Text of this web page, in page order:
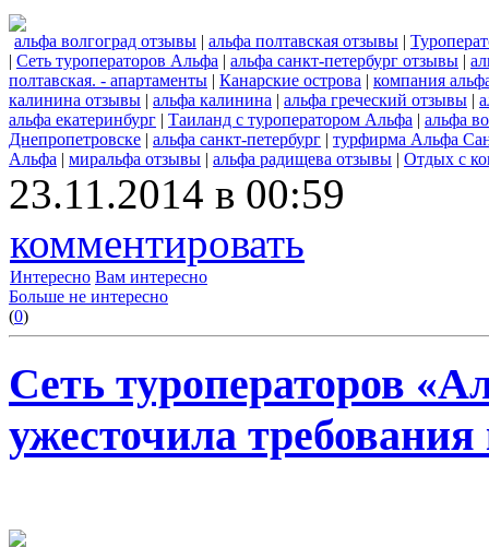
альфа волгоград отзывы | альфа полтавская отзывы |
| Сеть туроператоров Альфа | альфа санкт-петербург отзывы |
полтавская. - апартаменты | Канарские острова | компания
калинина отзывы | альфа калинина | альфа греческий отзывы |
альфа екатеринбург | Таиланд с туроператором Альфа | альфа
Днепропетровске | альфа санкт-петербург | турфирма Альфа
Альфа | миральфа отзывы | альфа радищева отзывы | Отдых с
23.11.2014 в 00:59
комментировать
Интересно Вам интересно
Больше не интересно
(0)
Сеть туроператоров
ужесточила